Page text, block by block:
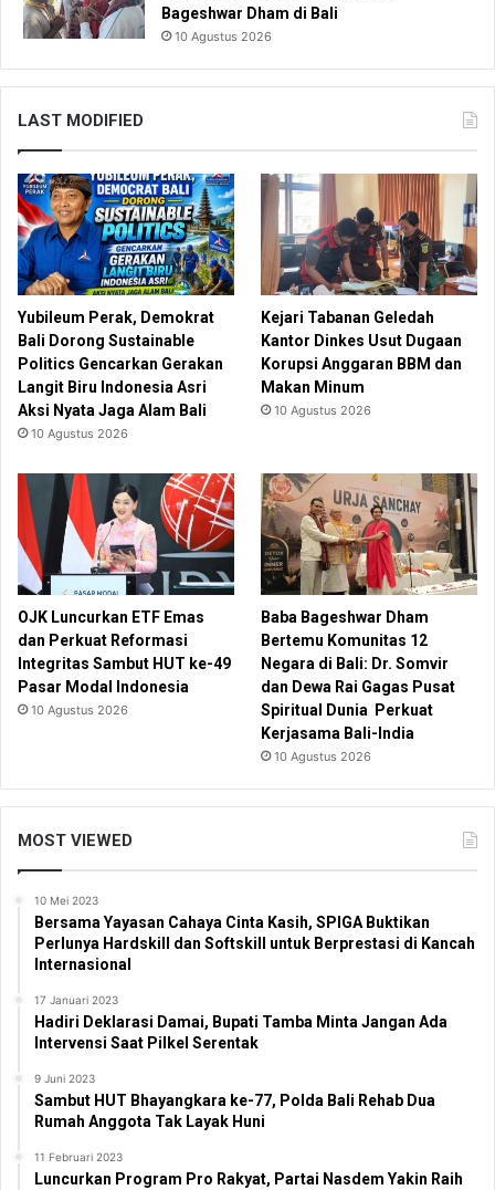
Bageshwar Dham di Bali
10 Agustus 2026
LAST MODIFIED
Yubileum Perak, Demokrat
Bali Dorong Sustainable
Politics Gencarkan Gerakan
Langit Biru Indonesia Asri
Aksi Nyata Jaga Alam Bali
10 Agustus 2026
Kejari Tabanan Geledah
Kantor Dinkes Usut Dugaan
Korupsi Anggaran BBM dan
Makan Minum
10 Agustus 2026
OJK Luncurkan ETF Emas
dan Perkuat Reformasi
Integritas Sambut HUT ke-49
Pasar Modal Indonesia
10 Agustus 2026
Baba Bageshwar Dham
Bertemu Komunitas 12
Negara di Bali: Dr. Somvir
dan Dewa Rai Gagas Pusat
Spiritual Dunia Perkuat
Kerjasama Bali-India
10 Agustus 2026
MOST VIEWED
10 Mei 2023
Bersama Yayasan Cahaya Cinta Kasih, SPIGA Buktikan
Perlunya Hardskill dan Softskill untuk Berprestasi di Kancah
Internasional
17 Januari 2023
Hadiri Deklarasi Damai, Bupati Tamba Minta Jangan Ada
Intervensi Saat Pilkel Serentak
9 Juni 2023
Sambut HUT Bhayangkara ke-77, Polda Bali Rehab Dua
Rumah Anggota Tak Layak Huni
11 Februari 2023
Luncurkan Program Pro Rakyat, Partai Nasdem Yakin Raih